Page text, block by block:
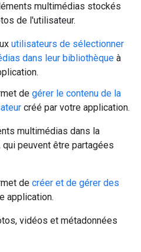
multimédias stockés
de l'utilisateur.
utilisateurs de sélectionner
dans leur bibliothèque à
de gérer le contenu de la
créé par votre application.
multimédias dans la
peuvent être partagées
de créer et de gérer des
application.
vidéos et métadonnées